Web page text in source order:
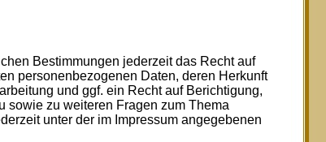
Bestimmungen jederzeit das Recht auf
personenbezogenen Daten, deren Herkunft
und ggf. ein Recht auf Berichtigung,
sowie zu weiteren Fragen zum Thema
unter der im Impressum angegebenen